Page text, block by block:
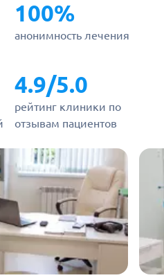
100%
анонимность лечения
4.9/5.0
рейтинг клиники по
отзывам пациентов